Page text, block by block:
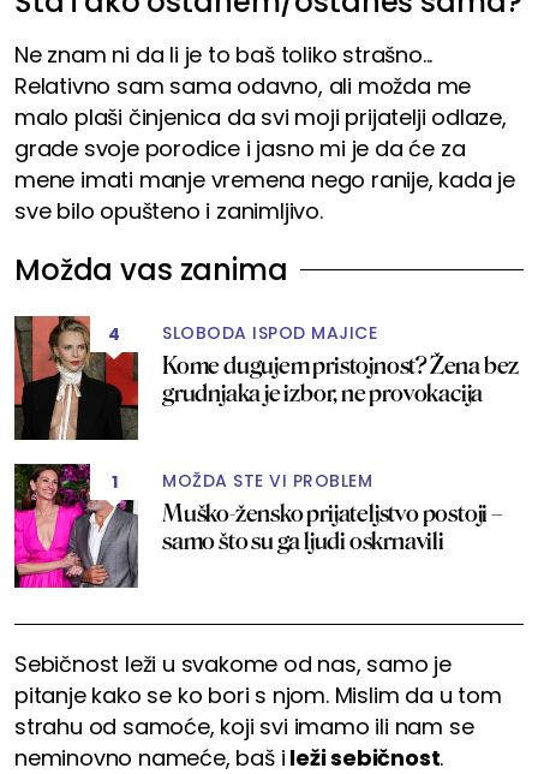
Ne znam ni da li je to baš toliko strašno...
Relativno sam sama odavno, ali možda me
malo plaši činjenica da svi moji prijatelji odlaze,
grade svoje porodice i jasno mi je da će za
mene imati manje vremena nego ranije, kada je
sve bilo opušteno i zanimljivo.
Možda vas zanima
4 SLOBODA ISPOD MAJICE
Kome dugujem pristojnost? Žena bez
grudnjaka je izbor, ne provokacija
1 MOŽDA STE VI PROBLEM
Muško-žensko prijateljstvo postoji –
samo što su ga ljudi oskrnavili
Sebičnost leži u svakome od nas, samo je
pitanje kako se ko bori s njom. Mislim da u tom
strahu od samoće, koji svi imamo ili nam se
neminovno nameće, baš i leži sebičnost.